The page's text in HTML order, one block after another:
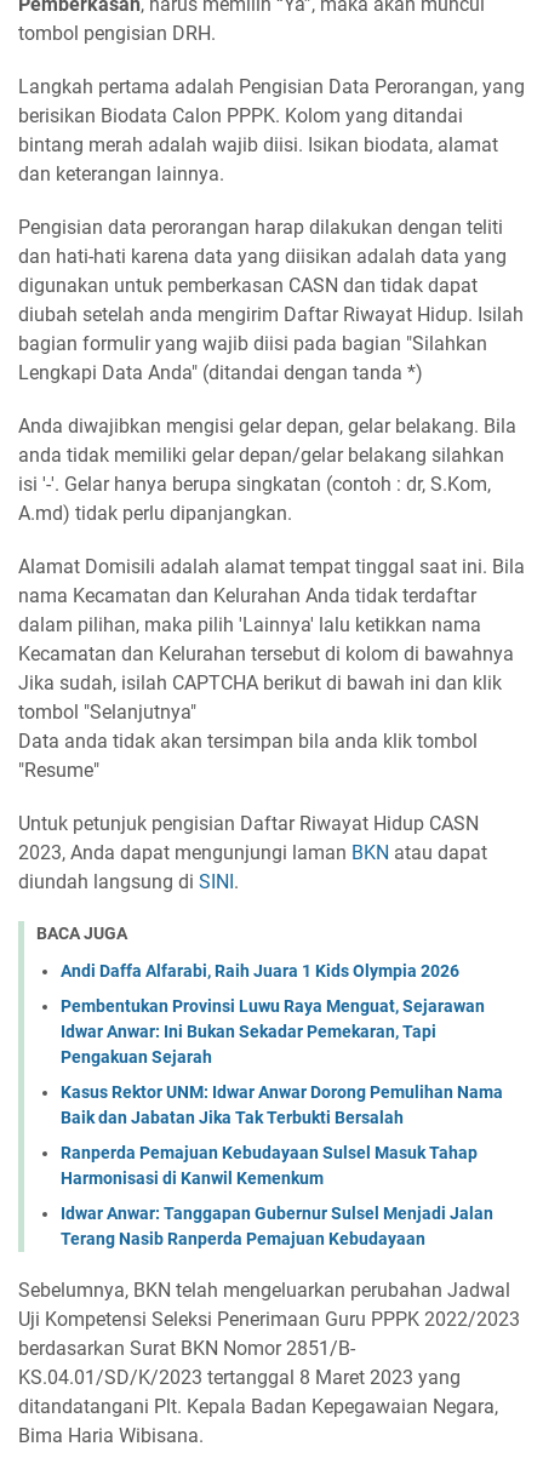
tombol pengisian DRH.
Langkah pertama adalah Pengisian Data Perorangan, yang
berisikan Biodata Calon PPPK. Kolom yang ditandai
bintang merah adalah wajib diisi. Isikan biodata, alamat
dan keterangan lainnya.
Pengisian data perorangan harap dilakukan dengan teliti
dan hati-hati karena data yang diisikan adalah data yang
digunakan untuk pemberkasan CASN dan tidak dapat
diubah setelah anda mengirim Daftar Riwayat Hidup. Isilah
bagian formulir yang wajib diisi pada bagian "Silahkan
Lengkapi Data Anda" (ditandai dengan tanda *)
Anda diwajibkan mengisi gelar depan, gelar belakang. Bila
anda tidak memiliki gelar depan/gelar belakang silahkan
isi '-'. Gelar hanya berupa singkatan (contoh : dr, S.Kom,
A.md) tidak perlu dipanjangkan.
Alamat Domisili adalah alamat tempat tinggal saat ini. Bila
nama Kecamatan dan Kelurahan Anda tidak terdaftar
dalam pilihan, maka pilih 'Lainnya' lalu ketikkan nama
Kecamatan dan Kelurahan tersebut di kolom di bawahnya
Jika sudah, isilah CAPTCHA berikut di bawah ini dan klik
tombol "Selanjutnya"
Data anda tidak akan tersimpan bila anda klik tombol
"Resume"
Untuk petunjuk pengisian Daftar Riwayat Hidup CASN
2023, Anda dapat mengunjungi laman BKN atau dapat
diundah langsung di SINI.
BACA JUGA
Andi Daffa Alfarabi, Raih Juara 1 Kids Olympia 2026
Pembentukan Provinsi Luwu Raya Menguat, Sejarawan
Idwar Anwar: Ini Bukan Sekadar Pemekaran, Tapi
Pengakuan Sejarah
Kasus Rektor UNM: Idwar Anwar Dorong Pemulihan Nama
Baik dan Jabatan Jika Tak Terbukti Bersalah
Ranperda Pemajuan Kebudayaan Sulsel Masuk Tahap
Harmonisasi di Kanwil Kemenkum
Idwar Anwar: Tanggapan Gubernur Sulsel Menjadi Jalan
Terang Nasib Ranperda Pemajuan Kebudayaan
Sebelumnya, BKN telah mengeluarkan perubahan Jadwal
Uji Kompetensi Seleksi Penerimaan Guru PPPK 2022/2023
berdasarkan Surat BKN Nomor 2851/B-
KS.04.01/SD/K/2023 tertanggal 8 Maret 2023 yang
ditandatangani Plt. Kepala Badan Kepegawaian Negara,
Bima Haria Wibisana.